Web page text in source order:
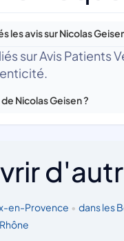
les avis sur Nicolas
sur Avis
Nicolas Geisen ?
en-Provence • dans les